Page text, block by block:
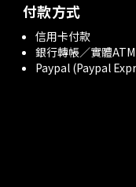
付款方式
信用卡付款
銀行轉帳／實體ATM
Paypal (Paypal